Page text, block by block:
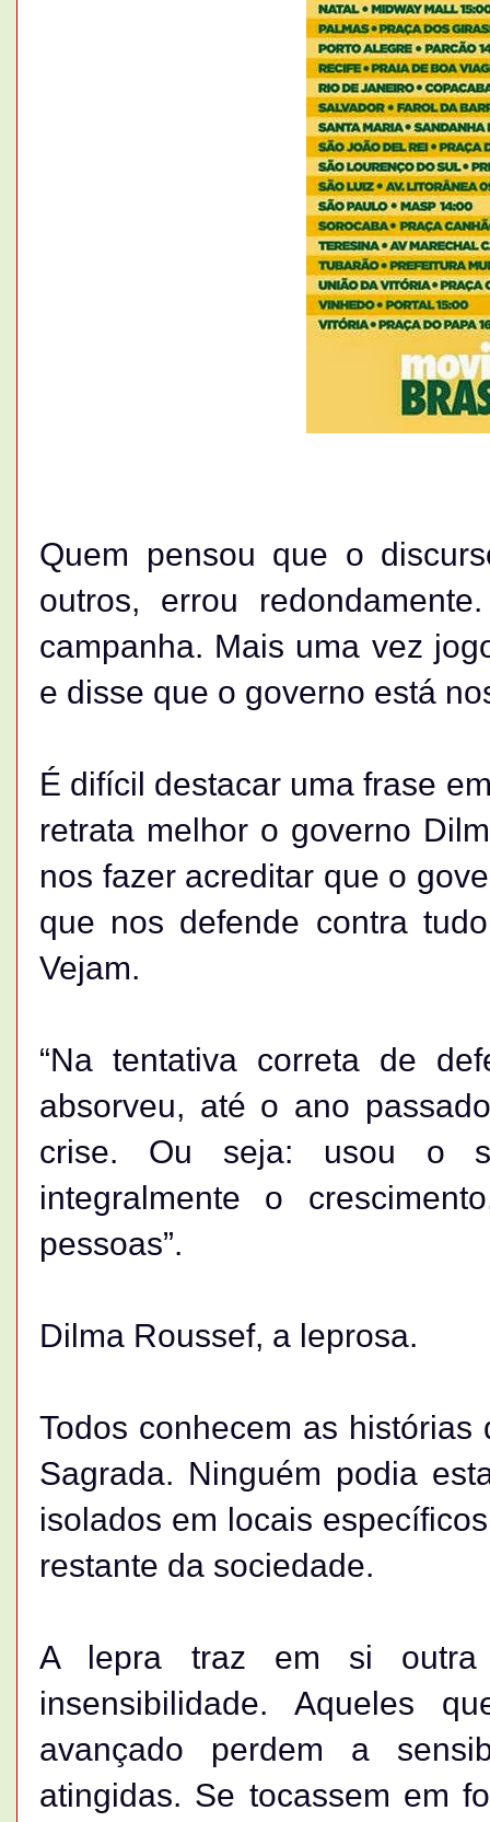
Quem pensou que o
outros, errou
campanha. Mais uma vez
e disse que o governo está
É difícil destacar uma frase
retrata melhor o governo
nos fazer acreditar que o
que nos defende contra
Vejam.
“Na tentativa correta de
absorveu, até o ano
crise. Ou seja: usou o
integralmente o
pessoas”.
Dilma Roussef, a leprosa.
Todos conhecem as
Sagrada. Ninguém podia
isolados em locais
restante da sociedade.
A lepra traz em si outra
insensibilidade. Aqueles
avançado perdem a
atingidas. Se tocassem em